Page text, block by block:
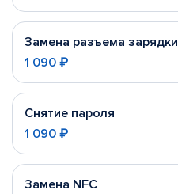
Замена разъема зарядки
1 090 ₽
Снятие пароля
1 090 ₽
Замена NFC